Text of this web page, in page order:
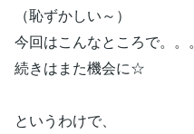
（恥ずかしい～）
今回はこんなところで。。。
続きはまた機会に☆
というわけで、